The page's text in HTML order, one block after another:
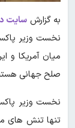
به گزارش سایت
نخست‌ وزیر
میان آمریکا و
صلح جهانی
نخست‌ وزیر
تنها تنش‌ های